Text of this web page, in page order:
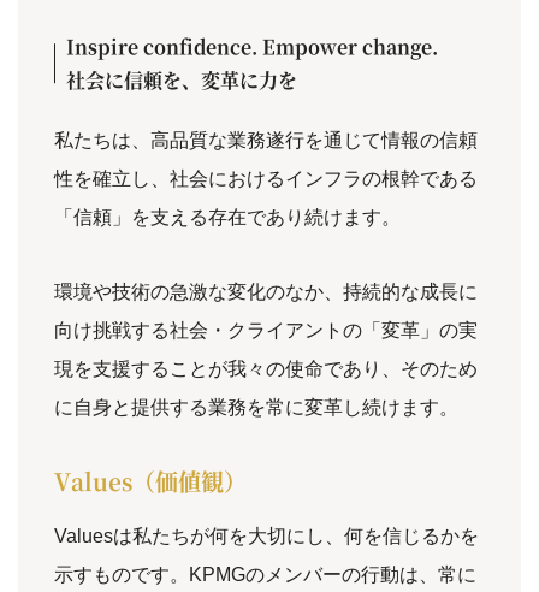
Inspire confidence. Empower change.
社会に信頼を、変革に力を
私たちは、高品質な業務遂行を通じて情報の信頼
性を確立し、社会におけるインフラの根幹である
「信頼」を支える存在であり続けます。
環境や技術の急激な変化のなか、持続的な成長に
向け挑戦する社会・クライアントの「変革」の実
現を支援することが我々の使命であり、そのため
に自身と提供する業務を常に変革し続けます。
Values（価値観）
Valuesは私たちが何を大切にし、何を信じるかを
示すものです。KPMGのメンバーの行動は、常に